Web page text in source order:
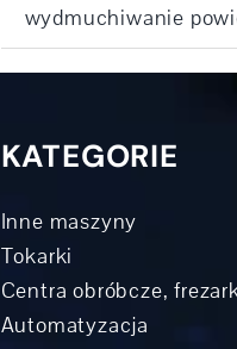
wydmuchiwanie
KATEGORIE
Inne maszyny
Tokarki
Centra obróbcze,
Automatyzacja